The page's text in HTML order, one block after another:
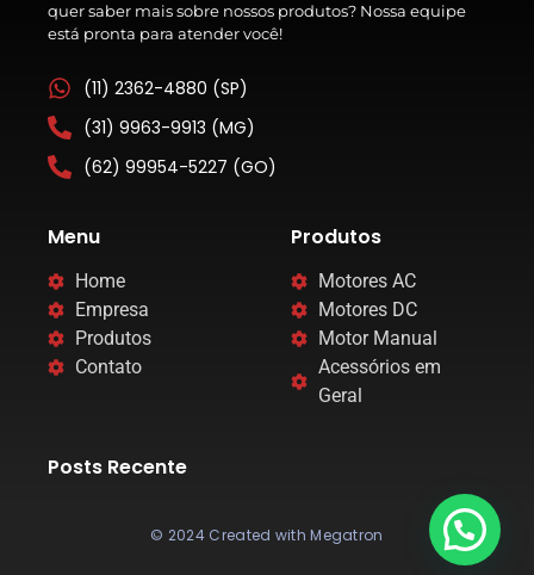
quer saber mais sobre nossos produtos? Nossa equipe
está pronta para atender você!
(11) 2362-4880 (SP)
(31) 9963-9913 (MG)
(62) 99954-5227 (GO)
Menu
Home
Empresa
Produtos
Contato
Produtos
Motores AC
Motores DC
Motor Manual
Acessórios em
Geral
Posts Recente
© 2024 Created with Megatron